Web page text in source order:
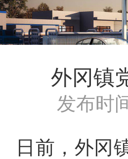
外冈镇
发布时
日前，外冈